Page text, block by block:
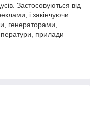
Застосовуються від
і закінчуючи
генераторами,
прилади